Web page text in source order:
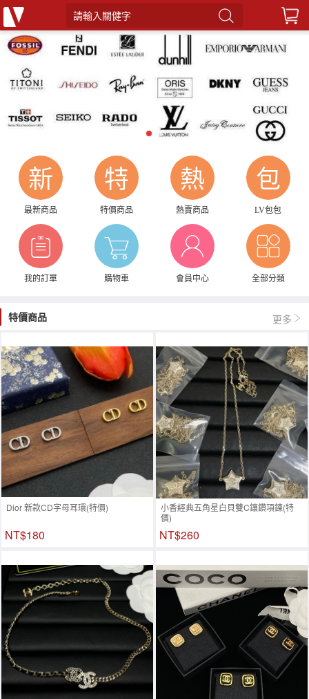
請輸入關健字
新
最新商品
特
特價商品
熱
熱賣商品
包
LV包包
我的訂單 購物車 會員中心 全部分類
特價商品 更多
Dior 新款CD字母耳環(特價)
NT$180
小香經典五角星白貝雙C鑲鑽項鍊(特
價)
NT$260